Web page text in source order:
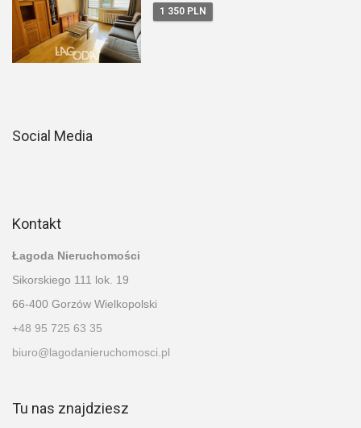
1 350 PLN
Social Media
Kontakt
Łagoda Nieruchomości
Sikorskiego 111 lok. 19
66-400 Gorzów Wielkopolski
+48 95 725 63 35
biuro@lagodanieruchomosci.pl
Tu nas znajdziesz